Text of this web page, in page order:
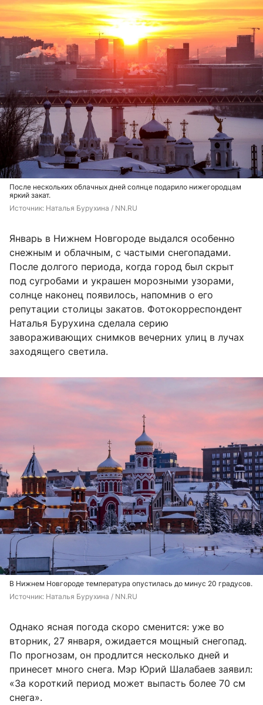
После нескольких облачных дней солнце подарило нижегородцам
яркий закат.
Источник: Наталья Бурухина / NN.RU
Январь в Нижнем Новгороде выдался особенно
снежным и облачным, с частыми снегопадами.
После долгого периода, когда город был скрыт
под сугробами и украшен морозными узорами,
солнце наконец появилось, напомнив о его
репутации столицы закатов. Фотокорреспондент
Наталья Бурухина сделала серию
завораживающих снимков вечерних улиц в лучах
заходящего светила.
В Нижнем Новгороде температура опустилась до минус 20 градусов.
Источник: Наталья Бурухина / NN.RU
Однако ясная погода скоро сменится: уже во
вторник, 27 января, ожидается мощный снегопад.
По прогнозам, он продлится несколько дней и
принесет много снега. Мэр Юрий Шалабаев заявил:
«За короткий период может выпасть более 70 см
снега».